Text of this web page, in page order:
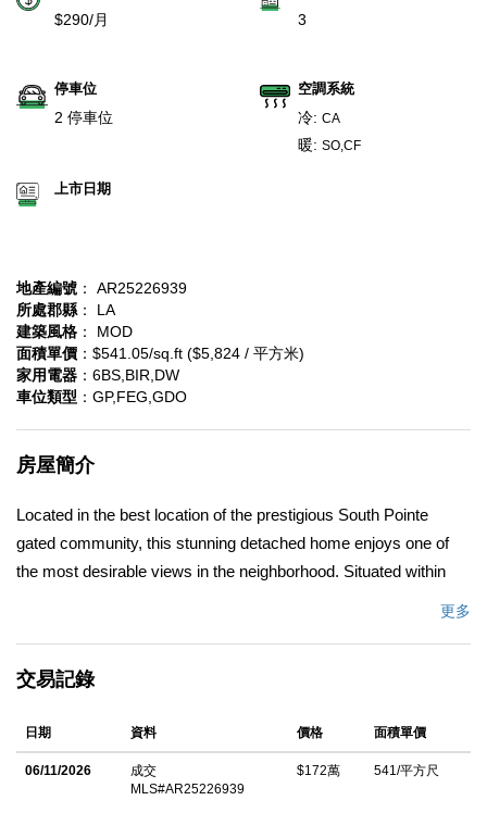
$290/月 3
停車位
2 停車位
空調系統
冷: CA
暖: SO,CF
上市日期
地產編號 ： AR25226939
所處郡縣 ： LA
建築風格 ： MOD
面積單價 ：$541.05/sq.ft ($5,824 / 平方米)
家用電器 ：6BS,BIR,DW
車位類型 ：GP,FEG,GDO
房屋簡介
Located in the best location of the prestigious South Pointe
gated community, this stunning detached home enjoys one of
the most desirable views in the neighborhood. Situated within
a versatile third-floor bonus room with balcony. The open-
dining area, and a California Room with covered patio design,
creating seamless indoor-outdoor living. The gourmet kitchen is
a chefâ€™s dream with Monogram stainless steel appliances,
更多
交易記錄
日期 資料 價格 面積單價
06/11/2026
成交
MLS#AR25226939
$172萬 541/平方尺